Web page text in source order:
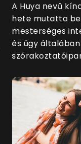
A Huya nevű
hete mutatta
mesterséges
és úgy